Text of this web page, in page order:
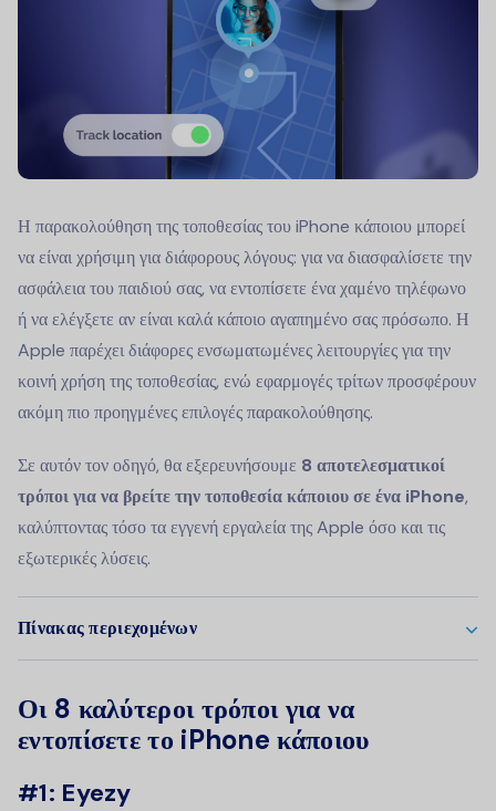
Η παρακολούθηση της τοποθεσίας του iPhone κάποιου μπορεί
να είναι χρήσιμη για διάφορους λόγους: για να διασφαλίσετε την
ασφάλεια του παιδιού σας, να εντοπίσετε ένα χαμένο τηλέφωνο
ή να ελέγξετε αν είναι καλά κάποιο αγαπημένο σας πρόσωπο. Η
Apple παρέχει διάφορες ενσωματωμένες λειτουργίες για την
κοινή χρήση της τοποθεσίας, ενώ εφαρμογές τρίτων προσφέρουν
ακόμη πιο προηγμένες επιλογές παρακολούθησης.
Σε αυτόν τον οδηγό, θα εξερευνήσουμε 8 αποτελεσματικοί
τρόποι για να βρείτε την τοποθεσία κάποιου σε ένα iPhone,
καλύπτοντας τόσο τα εγγενή εργαλεία της Apple όσο και τις
εξωτερικές λύσεις.
Πίνακας περιεχομένων
Οι 8 καλύτεροι τρόποι για να
εντοπίσετε το iPhone κάποιου
#1: Eyezy